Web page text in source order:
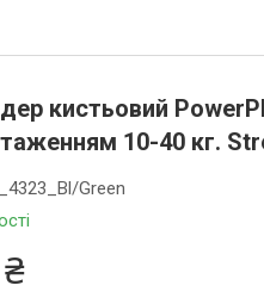
кистьовий
10-40 кг.
Green